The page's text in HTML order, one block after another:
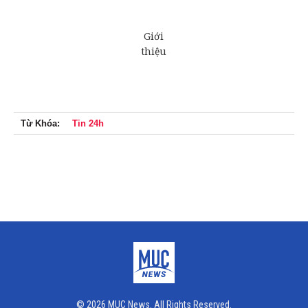
Từ Khóa: Tin 24h
© 2026 MUC News. All Rights Reserved.